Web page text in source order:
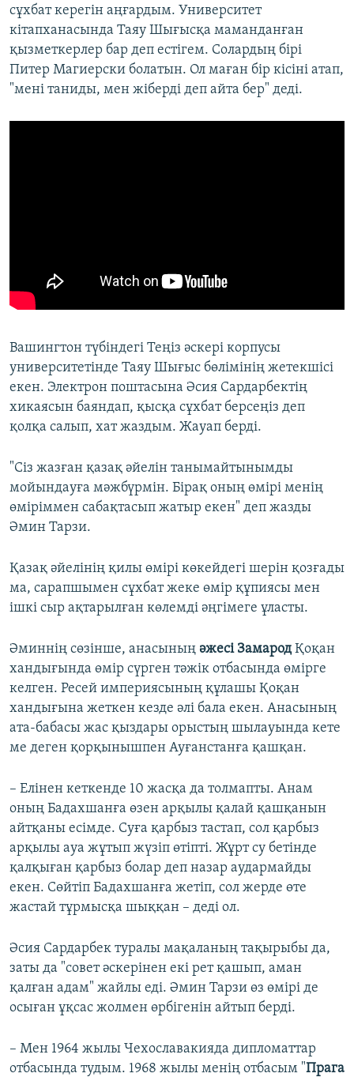
сұхбат керегін аңғардым. Университет
кітапханасында Таяу Шығысқа маманданған
қызметкерлер бар деп естігем. Солардың бірі
Питер Магиерски болатын. Ол маған бір кісіні атап,
"мені таниды, мен жіберді деп айта бер" деді.
Вашингтон түбіндегі Теңіз әскері корпусы
университетінде Таяу Шығыс бөлімінің жетекшісі
екен. Электрон поштасына Әсия Сардарбектің
хикаясын баяндап, қысқа сұхбат берсеңіз деп
қолқа салып, хат жаздым. Жауап берді.
"Сіз жазған қазақ әйелін танымайтынымды
мойындауға мәжбүрмін. Бірақ оның өмірі менің
өміріммен сабақтасып жатыр екен" деп жазды
Әмин Тарзи.
Қазақ әйелінің қилы өмірі көкейдегі шерін қозғады
ма, сарапшымен сұхбат жеке өмір құпиясы мен
ішкі сыр ақтарылған көлемді әңгімеге ұласты.
Әминнің сөзінше, анасының әжесі ЗамародҚоқан
хандығында өмір сүрген тәжік отбасында өмірге
келген. Ресей империясының құлашы Қоқан
хандығына жеткен кезде әлі бала екен. Анасының
ата-бабасы жас қыздары орыстың шылауында кете
ме деген қорқынышпен Ауғанстанға қашқан.
– Елінен кеткенде 10 жасқа да толмапты. Анам
оның Бадахшанға өзен арқылы қалай қашқанын
айтқаны есімде. Суға қарбыз тастап, сол қарбыз
арқылы ауа жұтып жүзіп өтіпті. Жұрт су бетінде
қалқыған қарбыз болар деп назар аудармайды
екен. Сөйтіп Бадахшанға жетіп, сол жерде өте
жастай тұрмысқа шыққан – деді ол.
Әсия Сардарбек туралы мақаланың тақырыбы да,
заты да "совет әскерінен екі рет қашып, аман
қалған адам" жайлы еді. Әмин Тарзи өз өмірі де
осыған ұқсас жолмен өрбігенін айтып берді.
– Мен 1964 жылы Чехославакияда дипломаттар
отбасында тудым. 1968 жылы менің отбасым "Прага